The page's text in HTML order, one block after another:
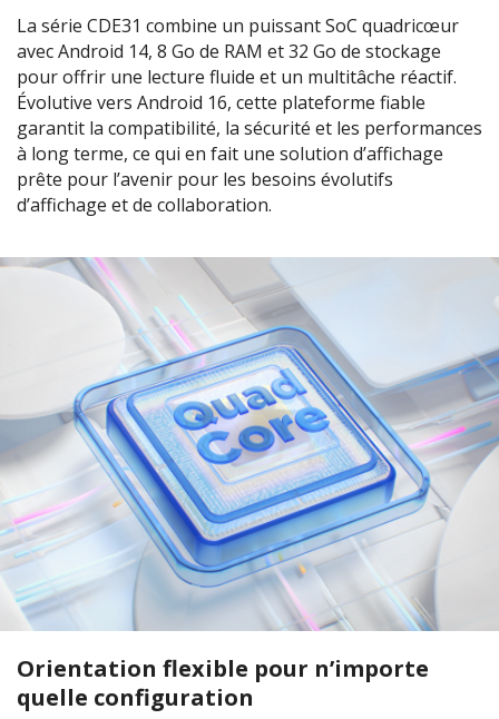
La série CDE31 combine un puissant SoC quadricœur
avec Android 14, 8 Go de RAM et 32 Go de stockage
pour offrir une lecture fluide et un multitâche réactif.
Évolutive vers Android 16, cette plateforme fiable
garantit la compatibilité, la sécurité et les performances
à long terme, ce qui en fait une solution d’affichage
prête pour l’avenir pour les besoins évolutifs
d’affichage et de collaboration.
Orientation flexible pour n’importe
quelle configuration